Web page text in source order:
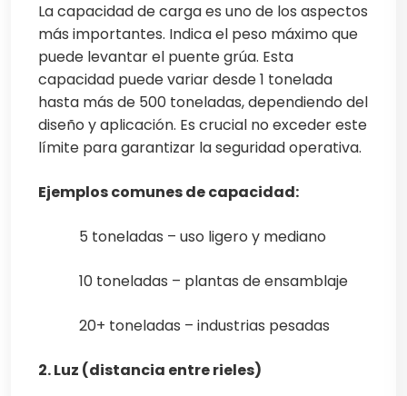
La capacidad de carga es uno de los aspectos
más importantes. Indica el peso máximo que
puede levantar el puente grúa. Esta
capacidad puede variar desde 1 tonelada
hasta más de 500 toneladas, dependiendo del
diseño y aplicación. Es crucial no exceder este
límite para garantizar la seguridad operativa.
Ejemplos comunes de capacidad:
5 toneladas – uso ligero y mediano
10 toneladas – plantas de ensamblaje
20+ toneladas – industrias pesadas
2. Luz (distancia entre rieles)